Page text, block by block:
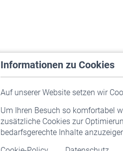
Informationen zu Cookies
Auf unserer Website setzen wir
Um Ihren Besuch so komfortabel
zusätzliche Cookies zur
bedarfsgerechte Inhalte